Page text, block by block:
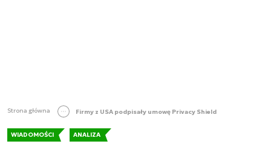
Strona główna Firmy z USA podpisały umowę Privacy Shield
WIADOMOŚCI ANALIZA